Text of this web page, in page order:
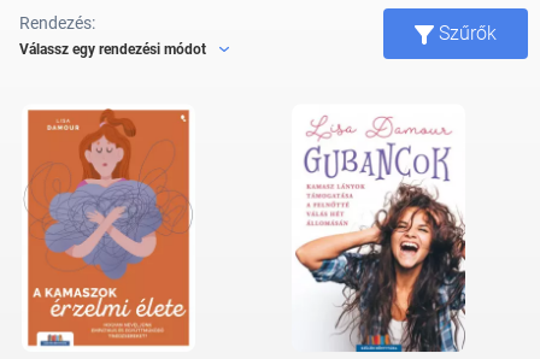
Rendezés:
Válassz egy rendezési módot
Szűrők